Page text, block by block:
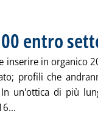
entro
inserire in organico
profili che
un'ottica di più
Leggi tutta la